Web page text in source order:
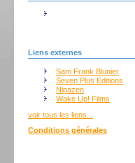
Liens externes
Sam Frank Blunier
Seven Plus Editions
Nipazen
Wake Up! Films
voir tous les liens...
Conditions générales